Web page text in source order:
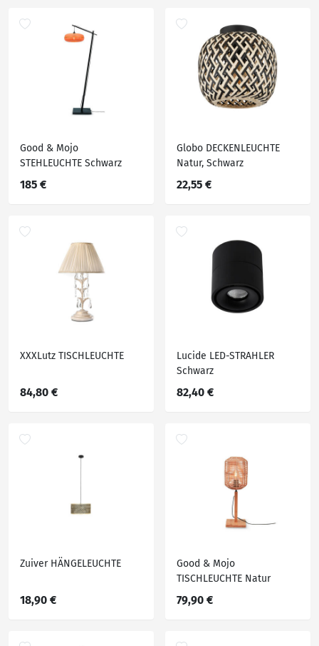
Good & Mojo
STEHLEUCHTE Schwarz
185 €
Globo DECKENLEUCHTE
Natur, Schwarz
22,55 €
XXXLutz TISCHLEUCHTE
84,80 €
Lucide LED-STRAHLER
Schwarz
82,40 €
Zuiver HÄNGELEUCHTE
18,90 €
Good & Mojo
TISCHLEUCHTE Natur
79,90 €